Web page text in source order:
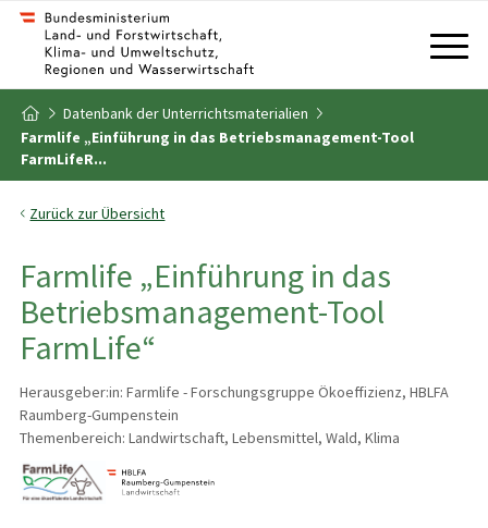
Zum Inhalt
Zum Inhaltsverzeichnis
Zur Startseite
Datenbank der Unterrichtsmaterialien
Farmlife „Einführung in das Betriebsmanagement-Tool
FarmLifeR...
Zurück zur Übersicht
Farmlife „Einführung in das
Betriebsmanagement-Tool
FarmLife“
Herausgeber:in: Farmlife - Forschungsgruppe Ökoeffizienz, HBLFA
Raumberg-Gumpenstein
Themenbereich: Landwirtschaft, Lebensmittel, Wald, Klima